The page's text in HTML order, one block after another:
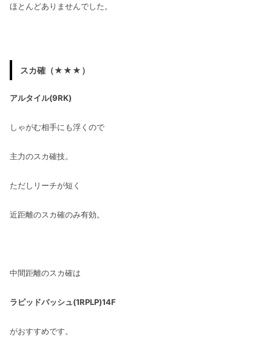
ほとんどありませんでした。
スカ確（★★★）
アルタイル(9RK)
しゃがむ相手にも浮くので
主力のスカ確技。
ただしリーチが短く
近距離のスカ確のみ有効。
中間距離のスカ確は
ラピッドバッシュ(1RPLP)14F
がおすすめです。